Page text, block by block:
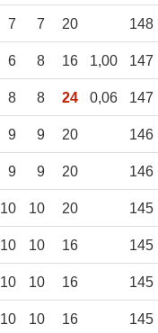
7 7 20 148
6 8 16 1,00 147
8 8 24 0,06 147
9 9 20 146
9 9 20 146
10 10 20 145
10 10 16 145
10 10 16 145
10 10 16 145